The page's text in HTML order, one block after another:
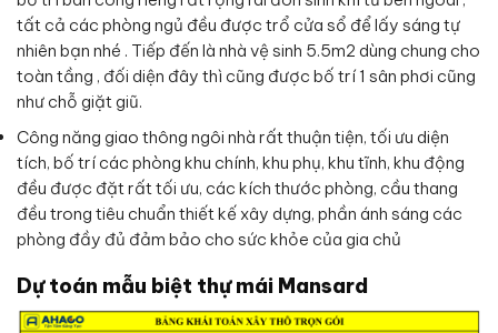
tất cả các phòng ngủ đều được trổ cửa sổ để lấy sáng tự
nhiên bạn nhé . Tiếp đến là nhà vệ sinh 5.5m2 dùng chung cho
toàn tầng , đối diện đây thì cũng được bố trí 1 sân phơi cũng
như chỗ giặt giũ.
Công năng giao thông ngôi nhà rất thuận tiện, tối ưu diện
tích, bố trí các phòng khu chính, khu phụ, khu tĩnh, khu động
đều được đặt rất tối ưu, các kích thước phòng, cầu thang
đều trong tiêu chuẩn thiết kế xây dựng, phần ánh sáng các
phòng đầy đủ đảm bảo cho sức khỏe của gia chủ
Dự toán mẫu biệt thự mái Mansard